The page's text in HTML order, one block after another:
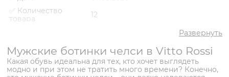
✅ Количество
товара
12
✅ Самый дешевый
товар
2660 грн
✅ Самый дорогой
товар
4139 грн
Развернуть
Мужские ботинки челси в Vitto Rossi
Какая обувь идеальна для тех, кто хочет выглядеть
модно и при этом не тратить много времени? Конечно,